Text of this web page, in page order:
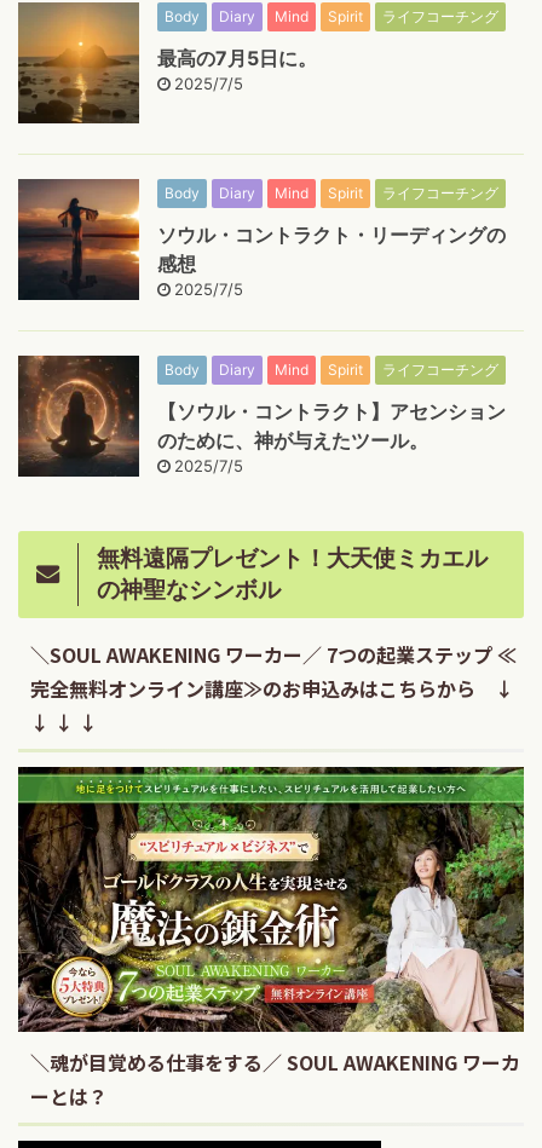
Body Diary Mind Spirit ライフコーチング
最高の7月5日に。
2025/7/5
Body Diary Mind Spirit ライフコーチング
ソウル・コントラクト・リーディングの
感想
2025/7/5
Body Diary Mind Spirit ライフコーチング
【ソウル・コントラクト】アセンション
のために、神が与えたツール。
2025/7/5
無料遠隔プレゼント！大天使ミカエル
の神聖なシンボル
＼SOUL AWAKENING ワーカー／ 7つの起業ステップ ≪
完全無料オンライン講座≫のお申込みはこちらから ↓
↓ ↓ ↓
＼魂が目覚める仕事をする／ SOUL AWAKENING ワーカ
ーとは？